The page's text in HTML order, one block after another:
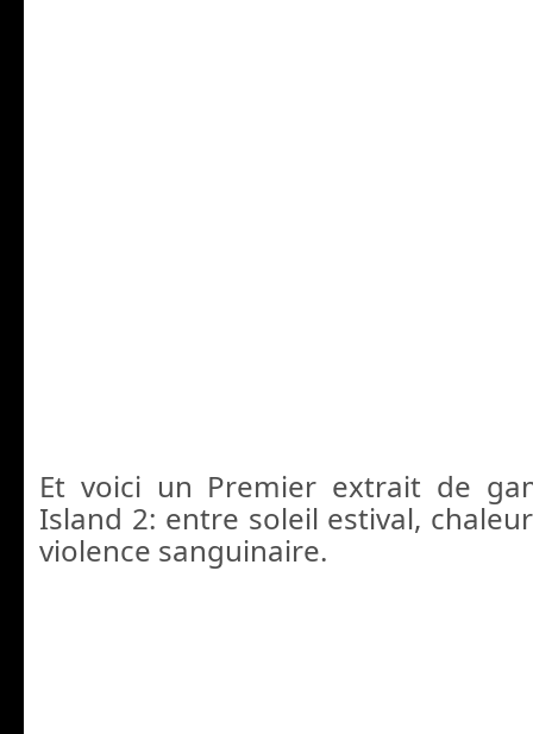
Et voici un Premier extrait de
Island 2: entre soleil estival,
violence sanguinaire.